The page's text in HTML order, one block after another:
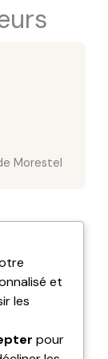
Morestel
et
les
pour